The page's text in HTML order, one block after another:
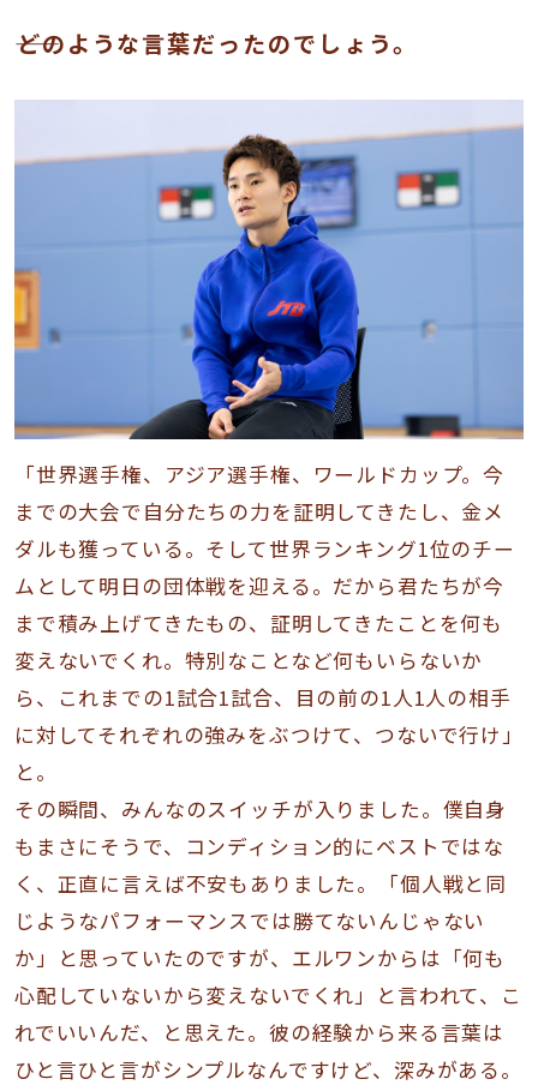
――どのような言葉だったのでしょう。
「世界選手権、アジア選手権、ワールドカップ。今
までの大会で自分たちの力を証明してきたし、金メ
ダルも獲っている。そして世界ランキング1位のチー
ムとして明日の団体戦を迎える。だから君たちが今
まで積み上げてきたもの、証明してきたことを何も
変えないでくれ。特別なことなど何もいらないか
ら、これまでの1試合1試合、目の前の1人1人の相手
に対してそれぞれの強みをぶつけて、つないで行け」
と。
その瞬間、みんなのスイッチが入りました。僕自身
もまさにそうで、コンディション的にベストではな
く、正直に言えば不安もありました。「個人戦と同
じようなパフォーマンスでは勝てないんじゃない
か」と思っていたのですが、エルワンからは「何も
心配していないから変えないでくれ」と言われて、こ
れでいいんだ、と思えた。彼の経験から来る言葉は
ひと言ひと言がシンプルなんですけど、深みがある。